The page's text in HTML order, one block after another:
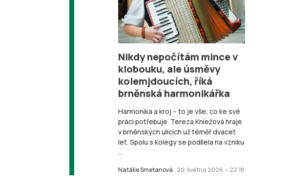
Nikdy nepočítám mince v
klobouku, ale úsměvy
kolemjdoucích, říká
brněnská harmonikářka
Harmonika a kroj – to je vše, co ke své
práci potřebuje. Tereza Kniežová hraje
v brněnských ulicích už téměř dvacet
let. Spolu s kolegy se podílela na vzniku
...
Natálie Smetanová 20. května 2026 • 22:18